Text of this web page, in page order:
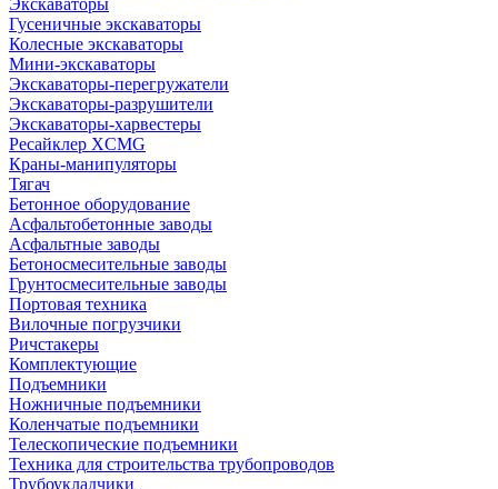
Экскаваторы
Гусеничные экскаваторы
Колесные экскаваторы
Мини-экскаваторы
Экскаваторы-перегружатели
Экскаваторы-разрушители
Экскаваторы-харвестеры
Ресайклер XCMG
Краны-манипуляторы
Тягач
Бетонное оборудование
Асфальтобетонные заводы
Асфальтные заводы
Бетоносмесительные заводы
Грунтосмесительные заводы
Портовая техника
Вилочные погрузчики
Ричстакеры
Комплектующие
Подъемники
Ножничные подъемники
Коленчатые подъемники
Телескопические подъемники
Техника для строительства трубопроводов
Трубоукладчики